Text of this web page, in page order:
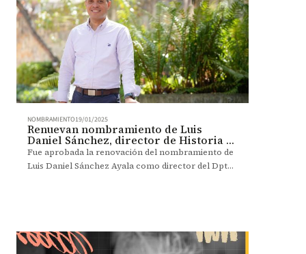
NOMBRAMIENTO19/01/2025
Renuevan nombramiento de Luis
Daniel Sánchez, director de Historia y
Geografía
Fue aprobada la renovación del nombramiento de
Luis Daniel Sánchez Ayala como director del Dpto.